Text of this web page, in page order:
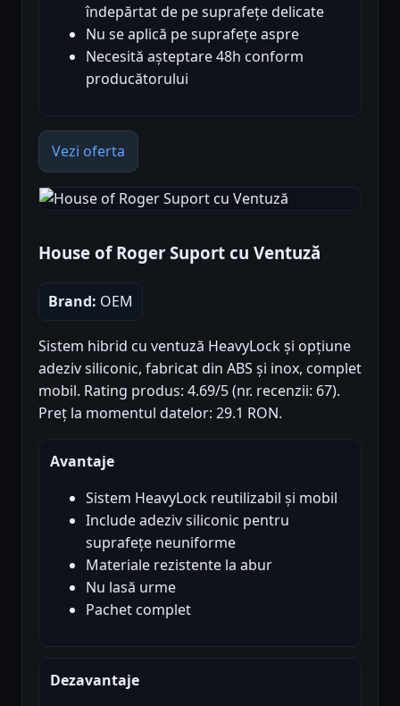
îndepărtat de pe suprafețe delicate
Nu se aplică pe suprafețe aspre
Necesită așteptare 48h conform
producătorului
Vezi oferta
House of Roger Suport cu Ventuză
Brand: OEM
Sistem hibrid cu ventuză HeavyLock și opțiune
adeziv siliconic, fabricat din ABS și inox, complet
mobil. Rating produs: 4.69/5 (nr. recenzii: 67).
Preț la momentul datelor: 29.1 RON.
Avantaje
Sistem HeavyLock reutilizabil și mobil
Include adeziv siliconic pentru
suprafețe neuniforme
Materiale rezistente la abur
Nu lasă urme
Pachet complet
Dezavantaje